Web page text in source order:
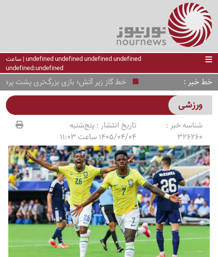
undefined undefined undefined undefined | ساعت
undefined:undefined
خط خبر خط گاز زیر آتش؛ بازی بزرگ‌تری پشت پرده است؟
ورزشی
شناسه خبر :
326260
تاریخ انتشار :پنج‌شنبه
1405/04/04 ساعت 11:03